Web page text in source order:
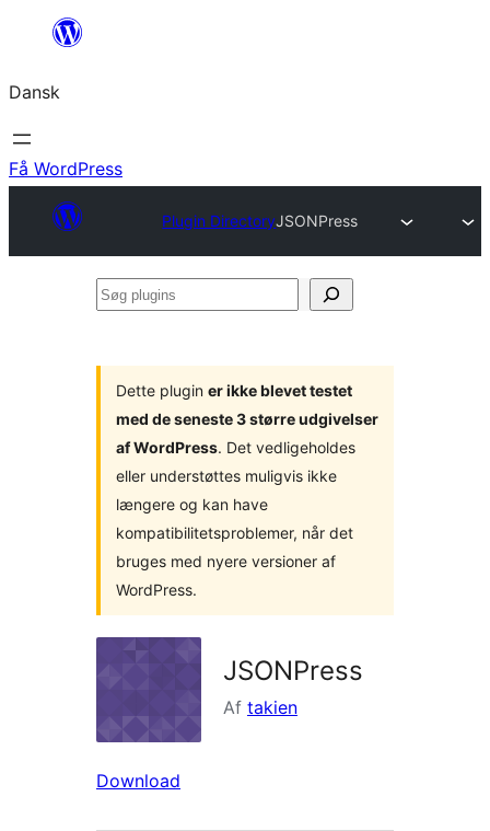
Spring
indhold
Dansk
Få WordPress
Plugin DirectoryJSONPress
Søg
Dette plugin er ikke blevet testet
med de seneste 3 større udgivelser
af WordPress. Det vedligeholdes
eller understøttes muligvis ikke
længere og kan have
kompatibilitetsproblemer, når det
bruges med nyere versioner af
WordPress.
JSONPress
Af takien
Download